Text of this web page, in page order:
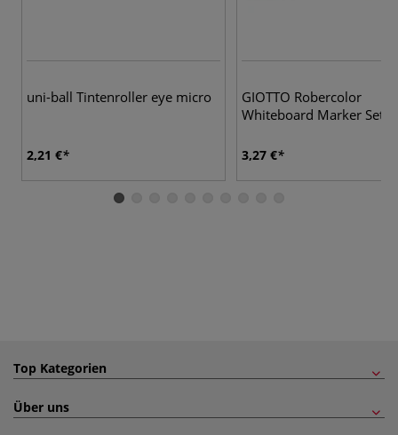
uni-ball Tintenroller eye micro
2,21 €
GIOTTO Robercolor
Whiteboard Marker Set,
3,27 €
Top Kategorien
Über uns